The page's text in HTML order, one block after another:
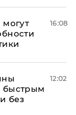
16:08
быстрым
без
12:02